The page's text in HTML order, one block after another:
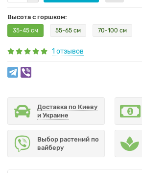
Высота с горшком:
35-45 см 55-65 см 70-100 см
1 отзывов
Доставка по Киеву
и Украине
Выбор растений по
вайберу